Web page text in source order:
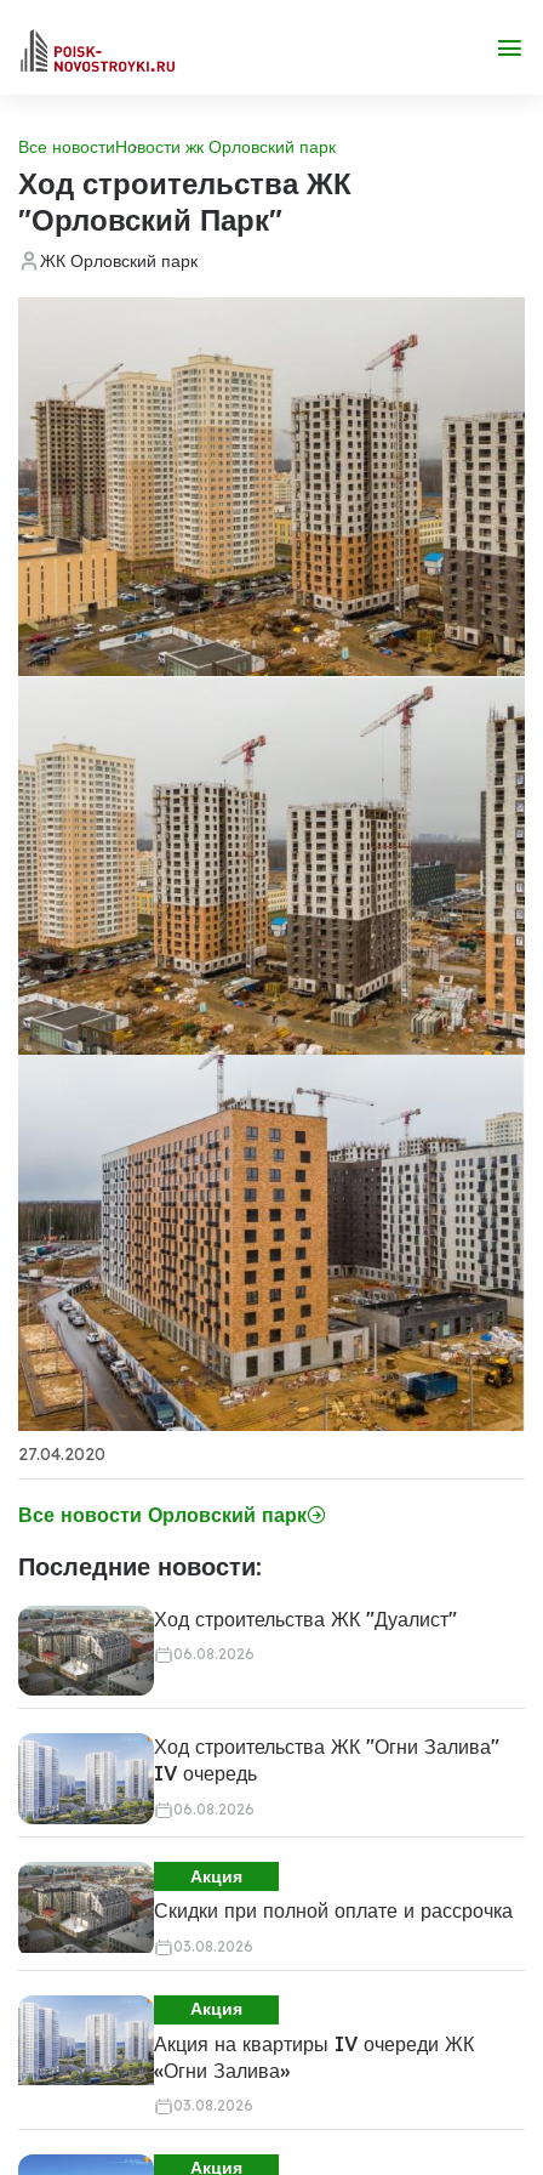
Все новостиНовости жк Орловский парк
Ход строительства ЖК
"Орловский Парк"
ЖК Орловский парк
27.04.2020
Все новости Орловский парк
Последние новости:
Ход строительства ЖК "Дуалист"
06.08.2026
Ход строительства ЖК "Огни Залива"
IV очередь
06.08.2026
Акция
Скидки при полной оплате и рассрочка
03.08.2026
Акция
Акция на квартиры IV очереди ЖК
«Огни Залива»
03.08.2026
Акция